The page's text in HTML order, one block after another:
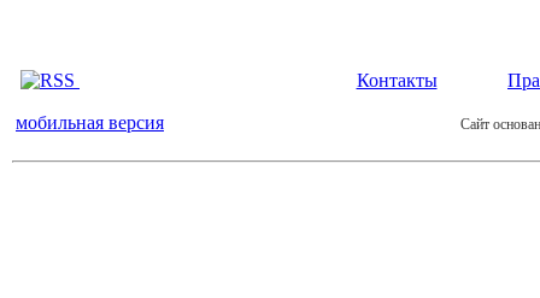
Контакты
мобильная версия Сайт